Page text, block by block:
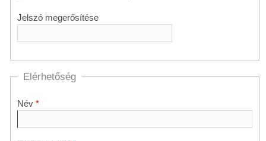
Jelszó megerősítése
Elérhetőség
Név